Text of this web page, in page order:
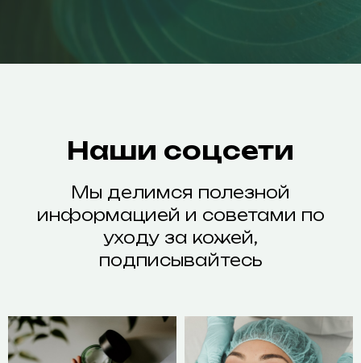
Наши соцсети
Мы делимся полезной
информацией и советами по
уходу за кожей,
подписывайтесь